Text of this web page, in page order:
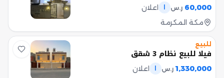
60,000 ر.س
اعلان
مكة المكرمة
للبيع
فيلا للبيع نظام 3 شقق
1,330,000 ر.س
اعلان